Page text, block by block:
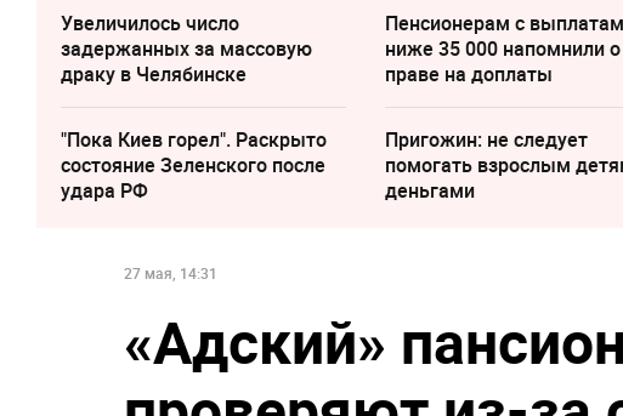
Увеличилось число
задержанных за массовую
драку в Челябинске
Пенсионерам с
ниже 35 000 напомнили о
праве на доплаты
"Пока Киев горел". Раскрыто
состояние Зеленского после
удара РФ
Пригожин: не следует
помогать взрослым
деньгами
27 мая, 14:31
«‎Адский»